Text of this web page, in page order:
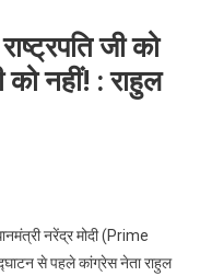
जी को
को नहीं! : राहुल
नरेंद्र मोदी (Prime
से पहले कांग्रेस नेता राहुल